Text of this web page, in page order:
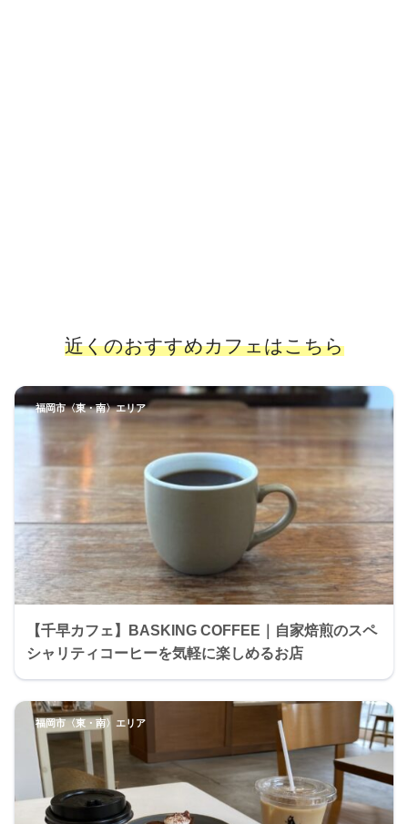
近くのおすすめカフェはこちら
【千早カフェ】BASKING COFFEE｜自家焙煎のスペ
シャリティコーヒーを気軽に楽しめるお店
福岡市〈東・南〉エリア
福岡市〈東・南〉エリア